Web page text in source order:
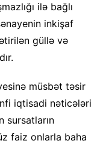
ilə bağlı
inkişaf
güllə və
müsbət təsir
iqtisadi nəticələri
sursatların
faiz onlarla baha